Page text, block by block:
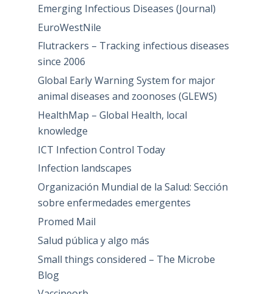
Emerging Infectious Diseases (Journal)
EuroWestNile
Flutrackers – Tracking infectious diseases
since 2006
Global Early Warning System for major
animal diseases and zoonoses (GLEWS)
HealthMap – Global Health, local
knowledge
ICT Infection Control Today
Infection landscapes
Organización Mundial de la Salud: Sección
sobre enfermedades emergentes
Promed Mail
Salud pública y algo más
Small things considered – The Microbe
Blog